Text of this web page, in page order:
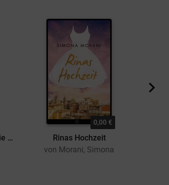
Für Jetzt und Für Immer (Die Pension in Sunset Harbor – Band 1)
0,00 €
Rinas Hochzeit
von Morani, Simona